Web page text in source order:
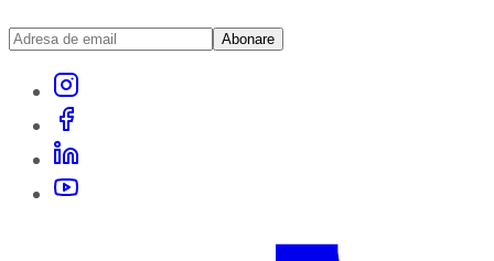
Abonare